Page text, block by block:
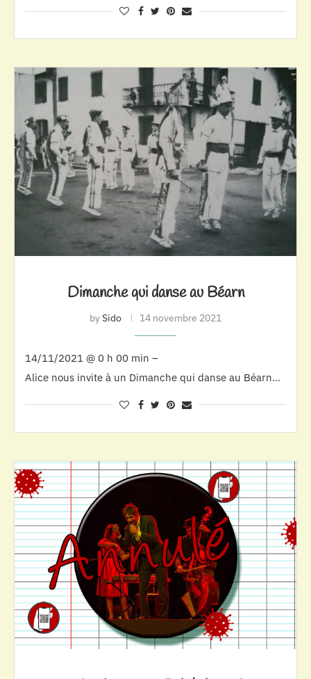
Dimanche qui danse au Béarn
bySido 14 novembre 2021
14/11/2021 @ 0 h 00 min –
Alice nous invite à un Dimanche qui danse au Béarn…